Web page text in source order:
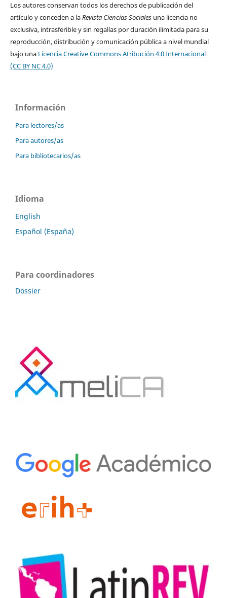
Los autores conservan todos los derechos de publicación del
artículo y conceden a laRevista Ciencias Socialesuna licencia no
exclusiva, intrasferible y sin regalías por duración ilimitada para su
reproducción, distribución y comunicación pública a nivel mundial
bajo una Licencia Creative Commons Atribución 4.0 Internacional
(CC BY NC 4.0)
Información
Para lectores/as
Para autores/as
Para bibliotecarios/as
Idioma
English
Español (España)
Para coordinadores
Dossier